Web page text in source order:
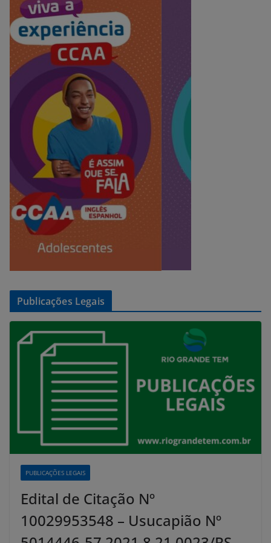
Publicações Legais
PUBLICAÇÕES LEGAIS
Edital de Citação Nº
10029953548 – Usucapião Nº